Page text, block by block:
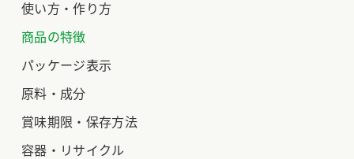
使い方・作り方
商品の特徴
パッケージ表示
原料・成分
賞味期限・保存方法
容器・リサイクル